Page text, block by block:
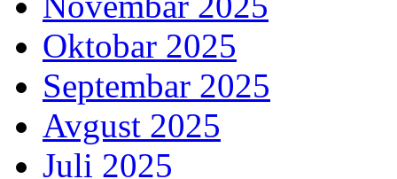
Oktobar 2025
Septembar 2025
Avgust 2025
Juli 2025